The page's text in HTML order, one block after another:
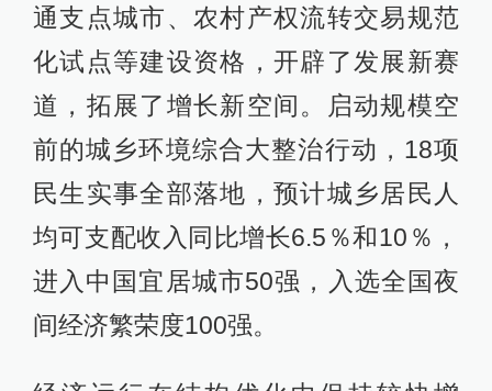
通支点城市、农村产权流转交易规范
化试点等建设资格，开辟了发展新赛
道，拓展了增长新空间。启动规模空
前的城乡环境综合大整治行动，18项
民生实事全部落地，预计城乡居民人
均可支配收入同比增长6.5％和10％，
进入中国宜居城市50强，入选全国夜
间经济繁荣度100强。